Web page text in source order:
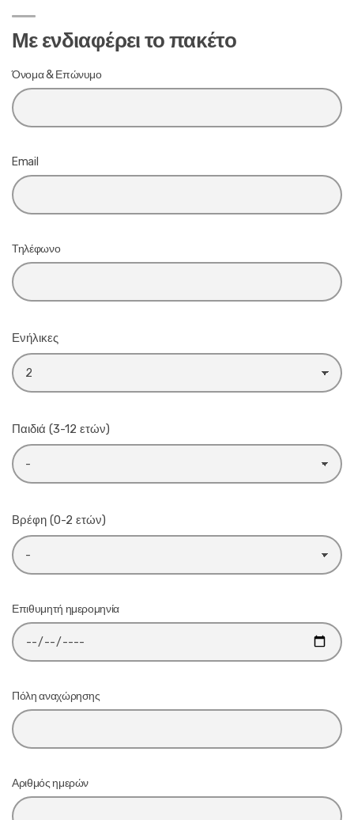
Με ενδιαφέρει το πακέτο
Όνομα & Επώνυμο
Email
Τηλέφωνο
Ενήλικες
Παιδιά (3-12 ετών)
Βρέφη (0-2 ετών)
Επιθυμητή ημερομηνία
Πόλη αναχώρησης
Αριθμός ημερών